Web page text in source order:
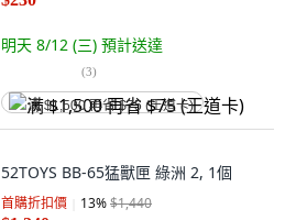
明天 8/12 (三) 預計送達
(3)
满 $1,500 再省 $75 (王道卡)
52TOYS BB-65猛獸匣 綠洲 2, 1個
首購折扣價 13%$1,440